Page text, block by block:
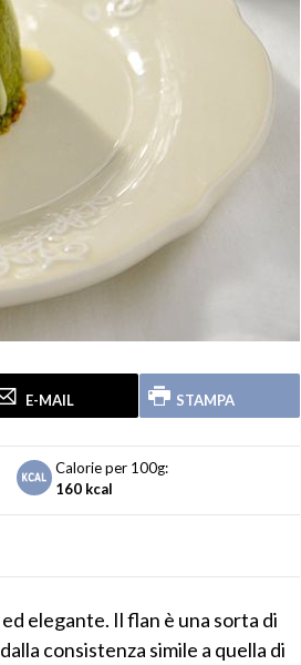
E-MAIL STAMPA
Calorie per 100g:
160 kcal
elegante. Il flan è una sorta di
consistenza simile a quella di